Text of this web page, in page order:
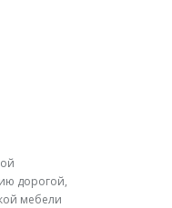
дорогой,
мебели